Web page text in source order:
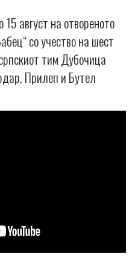
август на отвореното
со учество на шест
тим Дубочица
Прилеп и Бутел